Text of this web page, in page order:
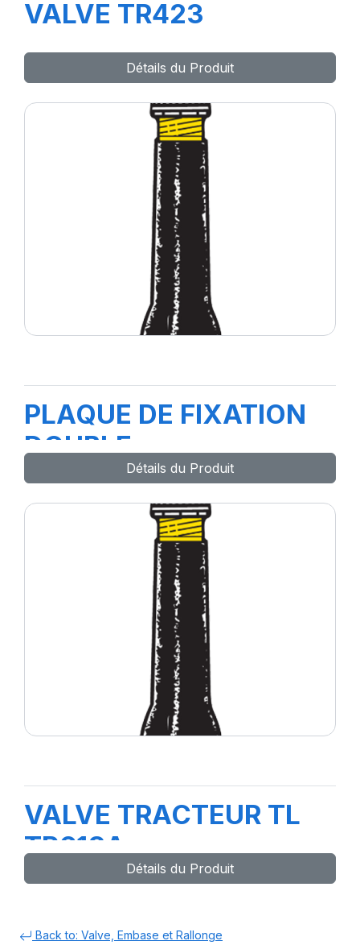
VALVE TR423
Détails du Produit
PLAQUE DE FIXATION
DOUBLE
REF.1431(attache)
Détails du Produit
VALVE TRACTEUR TL
TR618A
Détails du Produit
Back to: Valve, Embase et Rallonge